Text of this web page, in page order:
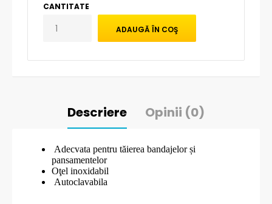
CANTITATE
Descriere Opinii (0)
Adecvata pentru tăierea bandajelor și
pansamentelor
Oţel inoxidabil
Autoclavabila